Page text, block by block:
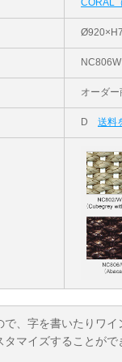
CORAL
NC806W
オーダ
D 送料
、字を書いたりワ
マイズすることが